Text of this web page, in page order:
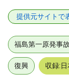
提供元サイトで
福島第一原発事
復興 収録: